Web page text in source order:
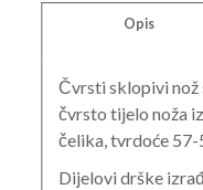
Opis
Čvrsti sklopivi nož
čvrsto tijelo noža
čelika, tvrdoće 57-
Dijelovi drške